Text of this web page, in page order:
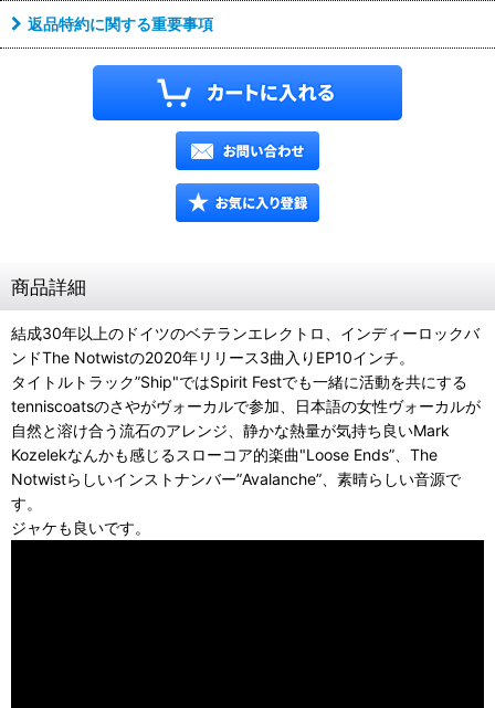
返品特約に関する重要事項
商品詳細
結成30年以上のドイツのベテランエレクトロ、インディーロックバ
ンドThe Notwistの2020年リリース3曲入りEP10インチ。
タイトルトラック”Ship"ではSpirit Festでも一緒に活動を共にする
tenniscoatsのさやがヴォーカルで参加、日本語の女性ヴォーカルが
自然と溶け合う流石のアレンジ、静かな熱量が気持ち良いMark
Kozelekなんかも感じるスローコア的楽曲"Loose Ends”、The
Notwistらしいインストナンバー”Avalanche”、素晴らしい音源で
す。
ジャケも良いです。